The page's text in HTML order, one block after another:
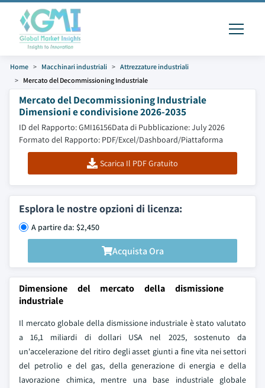
Home Macchinari industriali
Attrezzature industriali
Mercato del Decommissioning Industriale
Mercato del Decommissioning Industriale
Dimensioni e condivisione 2026-2035
ID del Rapporto: GMI16156Data di Pubblicazione: July 2026
Formato del Rapporto: PDF/Excel/Dashboard/Piattaforma
Scarica Il PDF Gratuito
Esplora le nostre opzioni di licenza:
A partire da: $2,450
Acquista Ora
Dimensione del mercato della dismissione
industriale
Il mercato globale della dismissione industriale è stato valutato
a 16,1 miliardi di dollari USA nel 2025, sostenuto da
un'accelerazione del ritiro degli asset giunti a fine vita nei settori
del petrolio e del gas, della generazione di energia e della
lavorazione chimica, mentre una base industriale globale